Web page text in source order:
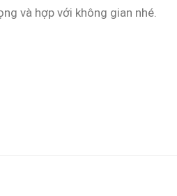
và hợp với không gian nhé.